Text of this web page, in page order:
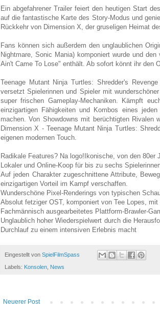
Ein abgefahrener Trailer feiert den heutigen Start
auf die fantastische Karte des Story-Modus und
Rückkehr von Dimension X, der gruseligen Heimat
Fans können sich außerdem den unglaublichen
Nightmare, Sonic Mania) komponiert wurde und
Ain't Came To Lose" enthält. Ab sofort könnt ihr den
Teenage Mutant Ninja Turtles: Shredder's
versetzt Spielerinnen und Spieler mit
super frischen Gameplay-Mechaniken. Kämpft
einzigartigen Fähigkeiten und Kombos eines
machen. Von Showdowns mit berüchtigten
Dimension X - Teenage Mutant Ninja Turtles:
eigenen modernen Touch.
Radikale Features? Na logo!Ikonische, von den
Lokaler und Online-Koop für bis zu sechs
Auf jeden Charakter zugeschnittene Attribute,
einzigartigen Vorteil im Kampf verschaffen.
Wunderschöne Pixel-Renderings von typischen
Absolut fetziger OST, komponiert von Tee Lopes,
Fachmännisch ausgearbeitetes Plattform-Brawler-
Unglaublich hoher Wiederspielwert durch die
Durchlauf zu einem intensiven Erlebnis macht
Eingestellt von SpielFilmSpass
Labels: Konsolen, News
Neuerer Post